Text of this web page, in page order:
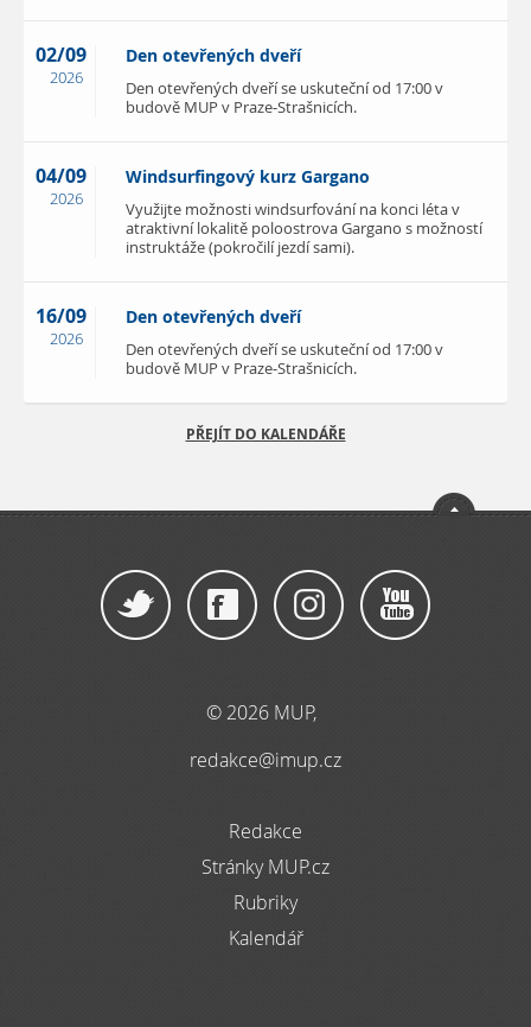
02/09
2026
Den otevřených dveří
Den otevřených dveří se uskuteční od 17:00 v
budově MUP v Praze-Strašnicích.
04/09
2026
Windsurfingový kurz Gargano
Využijte možnosti windsurfování na konci léta v
atraktivní lokalitě poloostrova Gargano s možností
instruktáže (pokročilí jezdí sami).
16/09
2026
Den otevřených dveří
Den otevřených dveří se uskuteční od 17:00 v
budově MUP v Praze-Strašnicích.
PŘEJÍT DO KALENDÁŘE
© 2026 MUP,
redakce@imup.cz
Redakce
Stránky MUP.cz
Rubriky
Kalendář